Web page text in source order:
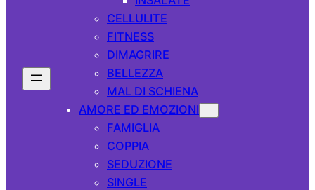
CELLULITE
FITNESS
DIMAGRIRE
BELLEZZA
MAL DI SCHIENA
AMORE ED EMOZIONI
FAMIGLIA
COPPIA
SEDUZIONE
SINGLE